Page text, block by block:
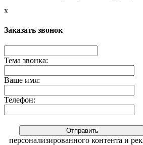
x
Заказать звонок
Тема звонка:
Ваше имя:
Телефон:
персонализированного контента и